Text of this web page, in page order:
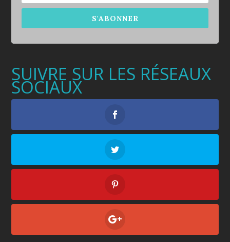
S'ABONNER
SUIVRE SUR LES RÉSEAUX
SOCIAUX